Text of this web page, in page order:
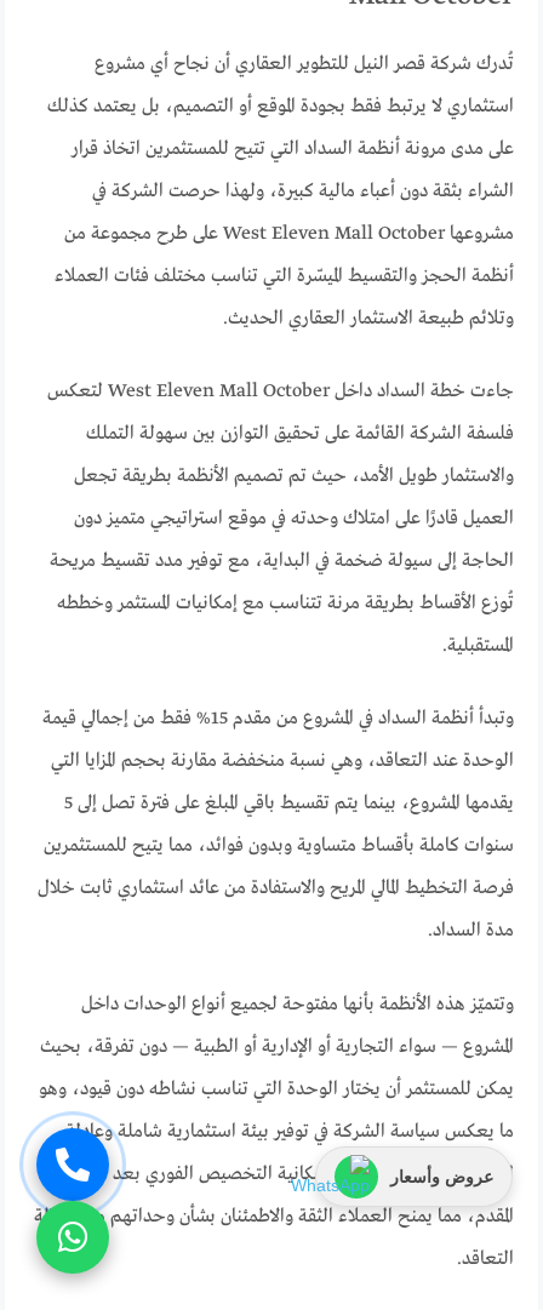
تُدرك شركة قصر النيل للتطوير العقاري أن نجاح أي مشروع
استثماري لا يرتبط فقط بجودة الموقع أو التصميم، بل يعتمد كذلك
على مدى مرونة أنظمة السداد التي تتيح للمستثمرين اتخاذ قرار
الشراء بثقة دون أعباء مالية كبيرة، ولهذا حرصت الشركة في
مشروعها West Eleven Mall October على طرح مجموعة من
أنظمة الحجز والتقسيط الميسّرة التي تناسب مختلف فئات العملاء
وتلائم طبيعة الاستثمار العقاري الحديث.
جاءت خطة السداد داخل West Eleven Mall October لتعكس
فلسفة الشركة القائمة على تحقيق التوازن بين سهولة التملك
والاستثمار طويل الأمد، حيث تم تصميم الأنظمة بطريقة تجعل
العميل قادرًا على امتلاك وحدته في موقع استراتيجي متميز دون
الحاجة إلى سيولة ضخمة في البداية، مع توفير مدد تقسيط مريحة
تُوزع الأقساط بطريقة مرنة تتناسب مع إمكانيات المستثمر وخططه
المستقبلية.
وتبدأ أنظمة السداد في المشروع من مقدم 15% فقط من إجمالي قيمة
الوحدة عند التعاقد، وهي نسبة منخفضة مقارنة بحجم المزايا التي
يقدمها المشروع، بينما يتم تقسيط باقي المبلغ على فترة تصل إلى 5
سنوات كاملة بأقساط متساوية وبدون فوائد، مما يتيح للمستثمرين
فرصة التخطيط المالي المريح والاستفادة من عائد استثماري ثابت خلال
مدة السداد.
وتتميّز هذه الأنظمة بأنها مفتوحة لجميع أنواع الوحدات داخل
المشروع — سواء التجارية أو الإدارية أو الطبية — دون تفرقة، بحيث
يمكن للمستثمر أن يختار الوحدة التي تناسب نشاطه دون قيود، وهو
ما يعكس سياسة الشركة في توفير بيئة استثمارية شاملة وعادلة
للجميع. كما تتيح الشركة إمكانية التخصيص الفوري بعد سداد
المقدم، مما يمنح العملاء الثقة والاطمئنان بشأن وحداتهم منذ لحظة
التعاقد.
عروض وأسعار